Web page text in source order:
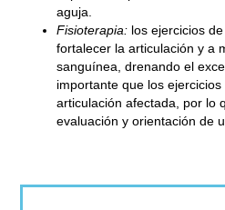
aguja.
Fisioterapia: los ejercicios
fortalecer la articulación y a
sanguínea, drenando el
importante que los
articulación afectada, por lo
evaluación y orientación de